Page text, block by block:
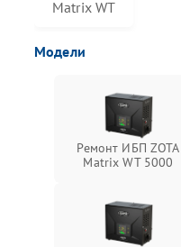
Matrix WT
Модели
Ремонт ИБП ZOTA
Matrix WT 5000